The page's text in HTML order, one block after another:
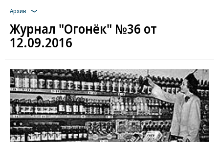
Архив
Журнал "Огонёк" №36 от
12.09.2016